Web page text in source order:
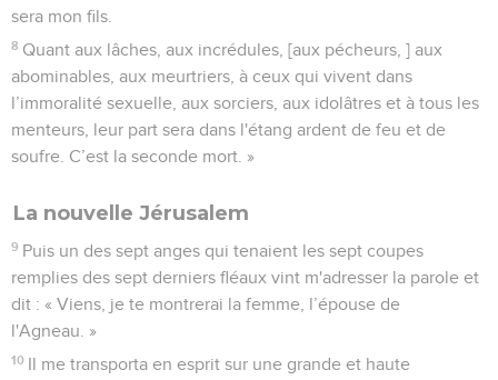
sera mon fils.
8 Quant aux lâches, aux incrédules, [aux pécheurs, ] aux
abominables, aux meurtriers, à ceux qui vivent dans
l’immoralité sexuelle, aux sorciers, aux idolâtres et à tous les
menteurs, leur part sera dans l'étang ardent de feu et de
soufre. C’est la seconde mort. »
La nouvelle Jérusalem
9 Puis un des sept anges qui tenaient les sept coupes
remplies des sept derniers fléaux vint m'adresser la parole et
dit : « Viens, je te montrerai la femme, l’épouse de
l'Agneau. »
10 Il me transporta en esprit sur une grande et haute